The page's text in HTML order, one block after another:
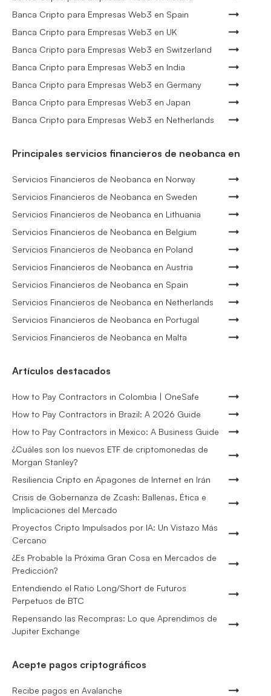
Banca Cripto para Empresas Web3 en Spain
Banca Cripto para Empresas Web3 en UK
Banca Cripto para Empresas Web3 en Switzerland
Banca Cripto para Empresas Web3 en India
Banca Cripto para Empresas Web3 en Germany
Banca Cripto para Empresas Web3 en Japan
Banca Cripto para Empresas Web3 en Netherlands
Principales servicios financieros de neobanca en
Servicios Financieros de Neobanca en Norway
Servicios Financieros de Neobanca en Sweden
Servicios Financieros de Neobanca en Lithuania
Servicios Financieros de Neobanca en Belgium
Servicios Financieros de Neobanca en Poland
Servicios Financieros de Neobanca en Austria
Servicios Financieros de Neobanca en Spain
Servicios Financieros de Neobanca en Netherlands
Servicios Financieros de Neobanca en Portugal
Servicios Financieros de Neobanca en Malta
Artículos destacados
How to Pay Contractors in Colombia | OneSafe
How to Pay Contractors in Brazil: A 2026 Guide
How to Pay Contractors in Mexico: A Business Guide
¿Cuáles son los nuevos ETF de criptomonedas de
Morgan Stanley?
Resiliencia Cripto en Apagones de Internet en Irán
Crisis de Gobernanza de Zcash: Ballenas, Ética e
Implicaciones del Mercado
Proyectos Cripto Impulsados por IA: Un Vistazo Más
Cercano
¿Es Probable la Próxima Gran Cosa en Mercados de
Predicción?
Entendiendo el Ratio Long/Short de Futuros
Perpetuos de BTC
Repensando las Recompras: Lo que Aprendimos de
Jupiter Exchange
Acepte pagos criptográficos
Recibe pagos en Avalanche